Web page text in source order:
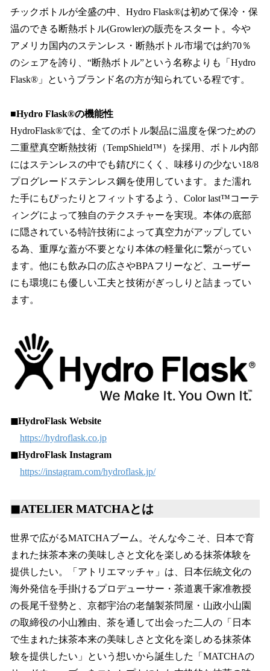
チックボトルが全盛の中、Hydro Flask®は初めて保冷・保
温のできる断熱ボトル(Growler)の販売をスタート。今や
アメリカ国内のステンレス・断熱ボトル市場では約70％
のシェアを誇り、“断熱ボトル”という名称よりも「Hydro
Flask®」というブランド名の方が知られている程です。
■Hydro Flask®︎の機能性
HydroFlask®︎では、全てのボトル製品に温度を保つための
二重壁真空断熱技術（TempShield™）を採用、ボトル内部
にはステンレスの中でも錆びにくく、味移りの少ない18/8
プログレードステンレス鋼を使用しています。また濡れ
た手にもぴったりとフィットするよう、Color last™コーテ
ィングによって独自のテクスチャーを実現。本体の底部
に隠されている特許技術によって真空力がアップしてい
る為、重厚な蓋が不要となり本体の軽量化に繋がってい
ます。他にも飲み口の広さやBPAフリーなど、ユーザー
にも環境にも優しい工夫と技術がぎっしりと詰まってい
ます。
◼︎HydroFlask Website
https://hydroflask.co.jp
◼︎HydroFlask Instagram
https://instagram.com/hydroflask.jp/
◼︎ATELIER MATCHAとは
世界で広がるMATCHAブーム。そんな今こそ、日本で育
まれた抹茶本来の美味しさと文化を楽しめる抹茶体験を
提供したい。「アトリエマッチャ」は、日本伝統文化の
海外発信を手掛けるプロデューサー・茶道裏千家准教授
の長尾千登勢と、京都宇治の老舗製茶問屋・山政小山園
の取締役の小山雅由、茶を通して出会った二人の「日本
で生まれた抹茶本来の美味しさと文化を楽しめる抹茶体
験を提供したい」という想いから誕生した「MATCHAの